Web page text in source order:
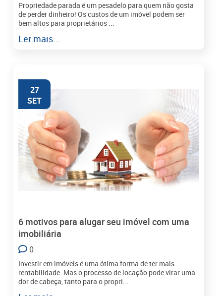
Propriedade parada é um pesadelo para quem não gosta
de perder dinheiro! Os custos de um imóvel podem ser
bem altos para proprietários ...
Ler mais...
27
SET
6 motivos para alugar seu imóvel com uma
imobiliária
0
Investir em imóveis é uma ótima forma de ter mais
rentabilidade. Mas o processo de locação pode virar uma
dor de cabeça, tanto para o propri...